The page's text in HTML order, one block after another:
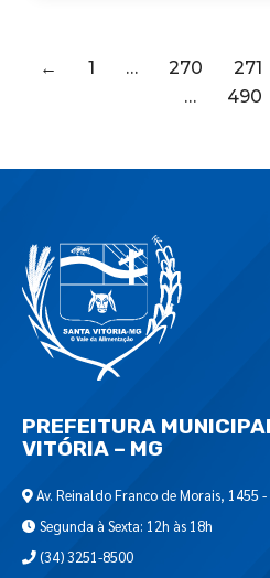
← 1 … 270 271
…
490
PREFEITURA
VITÓRIA – MG
Av. Reinaldo Franco de Morais, 1455
Segunda à Sexta: 12h às 18h
(34) 3251-8500